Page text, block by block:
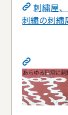
刺繍屋
刺繍の刺繍